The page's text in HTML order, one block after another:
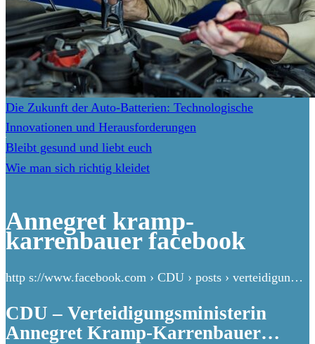
Die Zukunft der Auto-Batterien: Technologische
Innovationen und Herausforderungen
Bleibt gesund und liebt euch
Wie man sich richtig kleidet
Annegret kramp-
karrenbauer facebook
http s://www.facebook.com › CDU › posts › verteidigun…
CDU – Verteidigungsministerin
Annegret Kramp-Karrenbauer…